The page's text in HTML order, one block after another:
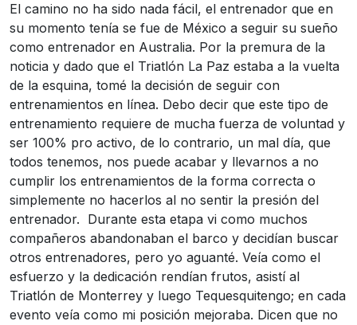
El camino no ha sido nada fácil, el entrenador que en
su momento tenía se fue de México a seguir su sueño
como entrenador en Australia. Por la premura de la
noticia y dado que el Triatlón La Paz estaba a la vuelta
de la esquina, tomé la decisión de seguir con
entrenamientos en línea. Debo decir que este tipo de
entrenamiento requiere de mucha fuerza de voluntad y
ser 100% pro activo, de lo contrario, un mal día, que
todos tenemos, nos puede acabar y llevarnos a no
cumplir los entrenamientos de la forma correcta o
simplemente no hacerlos al no sentir la presión del
entrenador. Durante esta etapa vi como muchos
compañeros abandonaban el barco y decidían buscar
otros entrenadores, pero yo aguanté. Veía como el
esfuerzo y la dedicación rendían frutos, asistí al
Triatlón de Monterrey y luego Tequesquitengo; en cada
evento veía como mi posición mejoraba. Dicen que no